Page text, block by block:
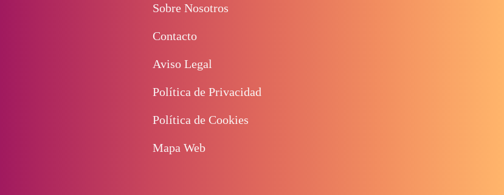
Sobre Nosotros
Contacto
Aviso Legal
Política de Privacidad
Política de Cookies
Mapa Web